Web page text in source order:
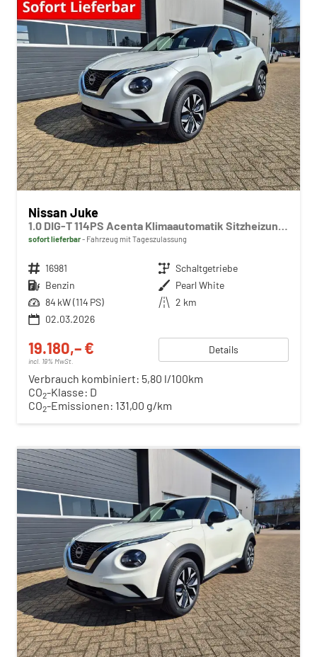
Nissan Juke
1.0 DIG-T 114PS Acenta Klimaautomatik Sitzheizung Rückf.Kamera Bluetooth Touchscreen wireless Apple CarPlay Android Auto
sofort lieferbar Fahrzeug mit Tageszulassung
Fahrzeugnr. 16981 Getriebe Schaltgetriebe
Kraftstoff Benzin Außenfarbe Pearl White
Leistung 84 kW (114 PS) Kilometerstand 2 km
02.03.2026
19.180,– €
incl. 19% MwSt.
Details
Verbrauch kombiniert: 5,80 l/100km
CO2-Klasse: D
CO2-Emissionen: 131,00 g/km